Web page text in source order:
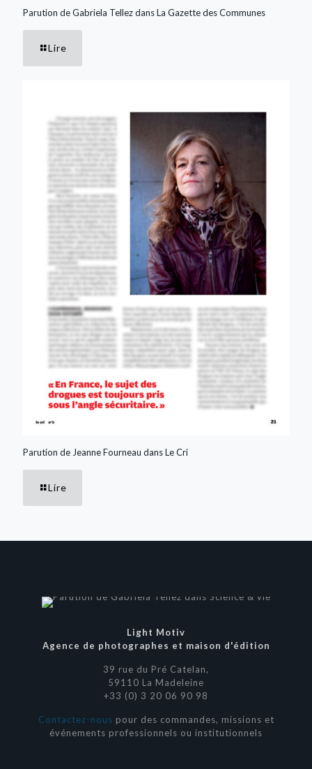
Parution de Gabriela Tellez dans La Gazette des Communes
Lire
Parution de Jeanne Fourneau dans Le Cri
Lire
Light Motiv
Agence de photographes et maison d'édition
39 rue du Pré Catelan,
59110 La Madeleine
+33 (0) 3 20 06 90 98
Contactez-nous pour des commandes, missions et
événements professionnels ou institutionnels